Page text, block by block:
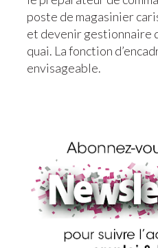
poste de magasinier
et devenir gestionnaire
quai. La fonction
envisageable.